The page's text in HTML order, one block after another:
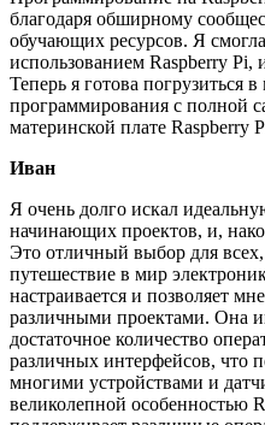
благодаря обширному
обучающих ресурсов. Я
использованием Raspberry
Теперь я готова погрузиться
программирования с полной
материнской плате Raspberry
Иван
Я очень долго искал
начинающих проектов, и,
Это отличный выбор для всех,
путешествие в мир
настраивается и позволяет
различными проектами. Она
достаточное количество
различных интерфейсов, что
многими устройствами и
великолепной особенностью